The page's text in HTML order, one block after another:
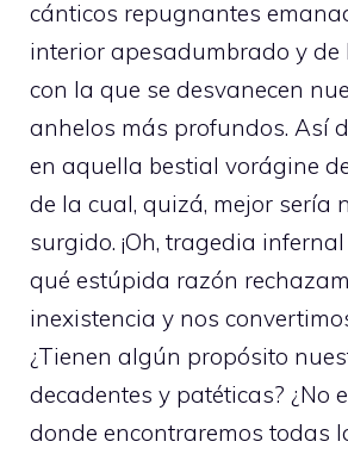
cánticos repugnantes
interior apesadumbrado y
con la que se desvanecen
anhelos más profundos. Así
en aquella bestial vorágine
de la cual, quizá, mejor sería
surgido. ¡Oh, tragedia
qué estúpida razón
inexistencia y nos
¿Tienen algún propósito
decadentes y patéticas? ¿No
donde encontraremos todas